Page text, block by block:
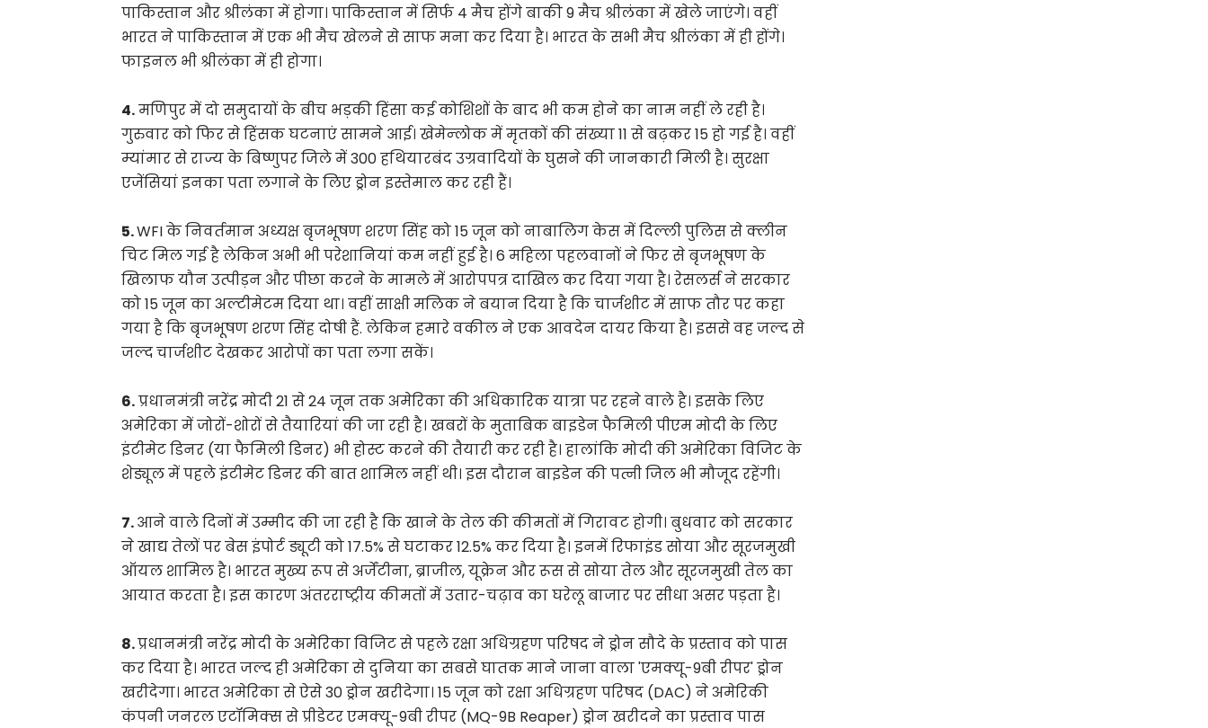
पाकिस्तान और श्रीलंका में होगा। पाकिस्तान में सिर्फ 4 मैच होंगे बाकी 9 मैच श्रीलंका में खेले जाएंगे। वहीं
भारत ने पाकिस्तान में एक भी मैच खेलने से साफ मना कर दिया है। भारत के सभी मैच श्रीलंका में ही होंगे।
फाइनल भी श्रीलंका में ही होगा।
4.मणिपुर में दो समुदायों के बीच भड़की हिंसा कई कोशिशों के बाद भी कम होने का नाम नहीं ले रही है।
गुरुवार को फिर से हिंसक घटनाएं सामने आई। खेमेन्लोक में मृतकों की संख्या 11 से बढ़कर 15 हो गई है। वहीं
म्यांमार से राज्य के बिष्णुपर जिले में 300 हथियारबंद उग्रवादियों के घुसने की जानकारी मिली है। सुरक्षा
एजेंसियां इनका पता लगाने के लिए ड्रोन इस्तेमाल कर रही हैं।
5.WFI के निवर्तमान अध्यक्ष बृजभूषण शरण सिंह को 15 जून को नाबालिग केस में दिल्ली पुलिस से क्लीन
चिट मिल गई है लेकिन अभी भी परेशानियां कम नहीं हुई है। 6 महिला पहलवानों ने फिर से बृजभूषण के
खिलाफ यौन उत्पीड़न और पीछा करने के मामले में आरोपपत्र दाखिल कर दिया गया है। रेसलर्स ने सरकार
को 15 जून का अल्टीमेटम दिया था। वहीं साक्षी मलिक ने बयान दिया है कि चार्जशीट में साफ तौर पर कहा
गया है कि बृजभूषण शरण सिंह दोषी हैं. लेकिन हमारे वकील ने एक आवदेन दायर किया है। इससे वह जल्द से
जल्द चार्जशीट देखकर आरोपों का पता लगा सकें।
6.प्रधानमंत्री नरेंद्र मोदी 21 से 24 जून तक अमेरिका की अधिकारिक यात्रा पर रहने वाले है। इसके लिए
अमेरिका में जोरों-शोरों से तैयारियां की जा रही है। खबरों के मुताबिक बाइडेन फैमिली पीएम मोदी के लिए
इंटीमेट डिनर (या फैमिली डिनर) भी होस्ट करने की तैयारी कर रही है। हालांकि मोदी की अमेरिका विजिट के
शेड्यूल में पहले इंटीमेट डिनर की बात शामिल नहीं थी। इस दौरान बाइडेन की पत्नी जिल भी मौजूद रहेंगी।
7.आने वाले दिनों में उम्मीद की जा रही है कि खाने के तेल की कीमतों में गिरावट होगी। बुधवार को सरकार
ने खाद्य तेलों पर बेस इंपोर्ट ड्यूटी को 17.5% से घटाकर 12.5% ​​कर दिया है। इनमें रिफाइंड सोया और सूरजमुखी
ऑयल शामिल है। भारत मुख्य रूप से अर्जेंटीना, ब्राजील, यूक्रेन और रूस से सोया तेल और सूरजमुखी तेल का
आयात करता है। इस कारण अंतरराष्ट्रीय कीमतों में उतार-चढ़ाव का घरेलू बाजार पर सीधा असर पड़ता है।
8.प्रधानमंत्री नरेंद्र मोदी के अमेरिका विजिट से पहले रक्षा अधिग्रहण परिषद ने ड्रोन सौदे के प्रस्ताव को पास
कर दिया है। भारत जल्द ही अमेरिका से दुनिया का सबसे घातक माने जाना वाला 'एमक्यू-9बी रीपर' ड्रोन
खरीदेगा। भारत अमेरिका से ऐसे 30 ड्रोन खरीदेगा। 15 जून को रक्षा अधिग्रहण परिषद (DAC) ने अमेरिकी
कंपनी जनरल एटॉमिक्स से प्रीडेटर एमक्यू-9बी रीपर (MQ-9B Reaper) ड्रोन खरीदने का प्रस्ताव पास